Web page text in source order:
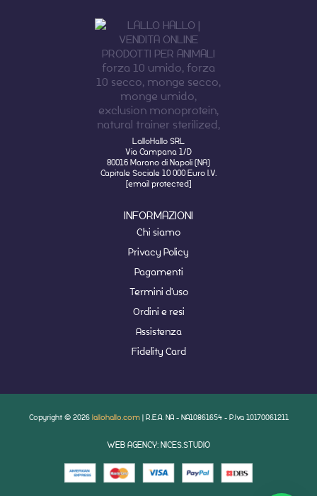
LalloHallo SRL
Via Campana 1/D
80016 Marano di Napoli (NA)
Capitale Sociale 10 000 Euro I.V.
[email protected]
INFORMAZIONI
Chi siamo
Privacy Policy
Pagamenti
Termini d'uso
Ordini e resi
Assistenza
Fidelity Card
Copyright © 2026 lallohallo.com | R.E.A. NA - NA10861654 - P.Iva 10170061211
WEB AGENCY: NICES.STUDIO